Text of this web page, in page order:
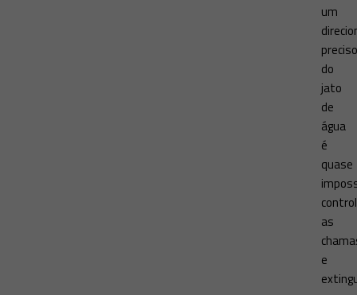
um
preciso
do
jato
de
água
é
quase
as
e